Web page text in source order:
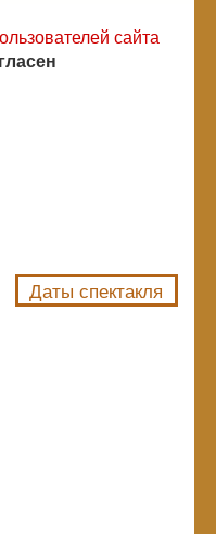
сайта
Даты спектакля